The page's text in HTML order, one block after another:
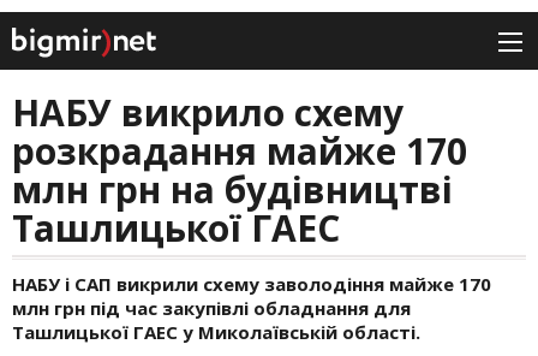
НАБУ викрило схему
розкрадання майже 170
млн грн на будівництві
Ташлицької ГАЕС
НАБУ і САП викрили схему заволодіння майже 170
млн грн під час закупівлі обладнання для
Ташлицької ГАЕС у Миколаївській області.